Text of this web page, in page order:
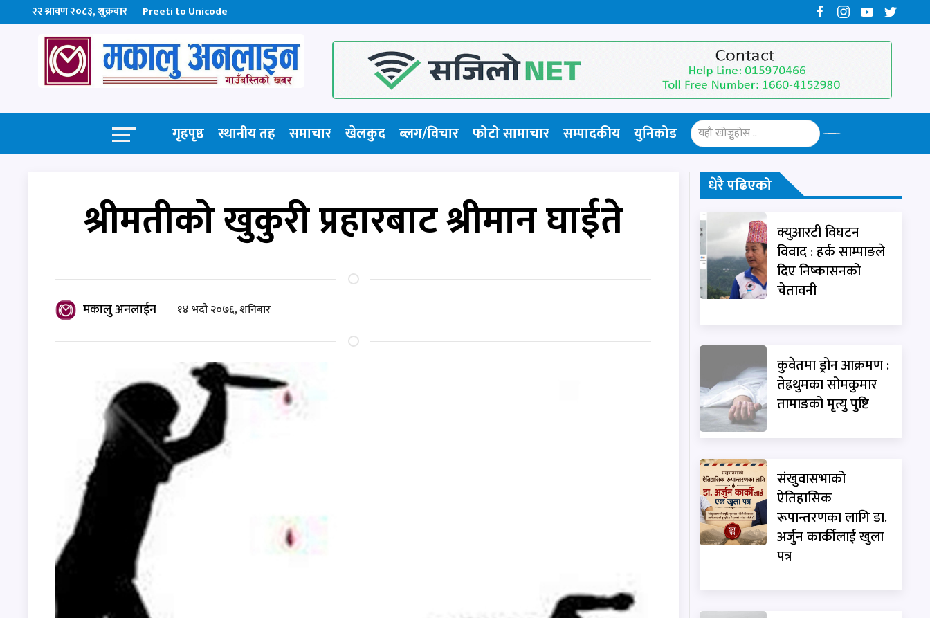
२२ श्रावण २०८३, शुक्रबार Preeti to Unicode
गृहपृष्ठ स्थानीय तह समाचार खेलकुद ब्लग/विचार फोटो सामाचार​ सम्पादकीय युनिकोड
श्रीमतीको खुकुरी प्रहारबाट श्रीमान घाईते
मकालु अनलाईन १४ भदौ २०७६, शनिबार
धेरै पढिएको
क्युआरटी विघटन
विवाद : हर्क साम्पाङले
दिए निष्कासनको
चेतावनी
कुवेतमा ड्रोन आक्रमण :
तेह्रथुमका सोमकुमार
तामाङको मृत्यु पुष्टि
संखुवासभाको
ऐतिहासिक
रूपान्तरणका लागि डा.
अर्जुन कार्कीलाई खुला
पत्र